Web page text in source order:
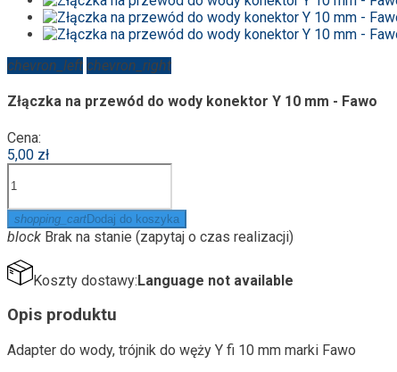
chevron_left chevron_right
Złączka na przewód do wody konektor Y 10 mm - Fawo
Cena:
5,00 zł
shopping_cartDodaj do koszyka
block Brak na stanie (zapytaj o czas realizacji)
Koszty dostawy:Language not available
Opis produktu
Adapter do wody, trójnik do węży Y fi 10 mm marki Fawo